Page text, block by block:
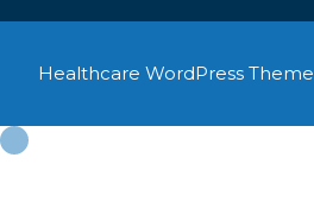
Healthcare WordPress Theme